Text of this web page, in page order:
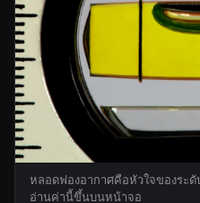
หลอดฟองอากาศคือหัวใจของระ
อ่านค่านี้ขึ้นบนหน้าจอ